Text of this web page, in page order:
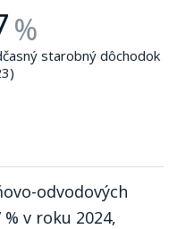
%
starobný dôchodok
odvodových
v roku 2024,